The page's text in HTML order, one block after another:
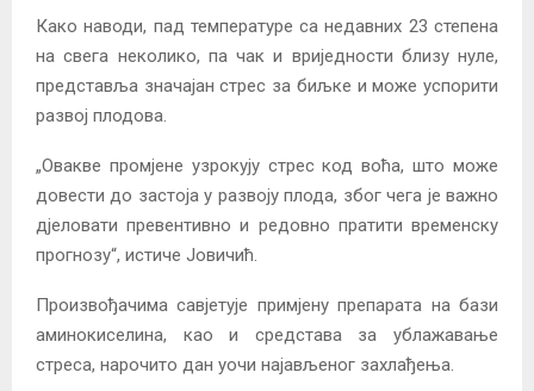
Како наводи, пад температуре са недавних 23 степена
на свега неколико, па чак и вриједности близу нуле,
представља значајан стрес за биљке и може успорити
развој плодова.
„Овакве промјене узрокују стрес код воћа, што може
довести до застоја у развоју плода, због чега је важно
дјеловати превентивно и редовно пратити временску
прогнозу“, истиче Јовичић.
Произвођачима савјетује примјену препарата на бази
аминокиселина, као и средстава за ублажавање
стреса, нарочито дан уочи најављеног захлађења.